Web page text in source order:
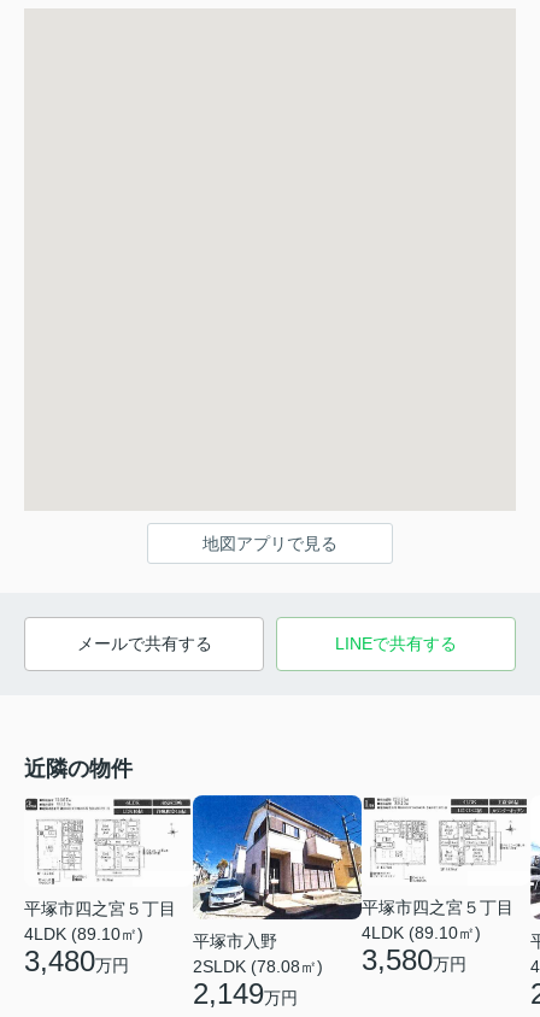
地図アプリで見る
メールで共有する LINEで共有する
近隣の物件
平塚市四之宮５丁目
4LDK (89.10㎡)
3,480万円
平塚市入野
2SLDK (78.08㎡)
2,149万円
平塚市四之宮５丁目
4LDK (89.10㎡)
3,580万円